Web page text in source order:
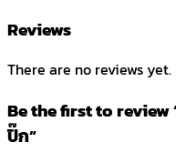
Reviews
There are no reviews yet.
Be the first to review
ปิ๊ก”